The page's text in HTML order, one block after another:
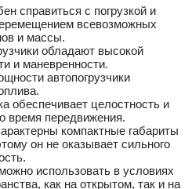
справиться с погрузкой и
всевозможных
и массы.
обладают высокой
и маневренности.
автопогрузчики
обеспечивает целостность и
время передвижения.
компактные габариты
он не оказывает сильного
использовать в условиях
как на открытом, так и на